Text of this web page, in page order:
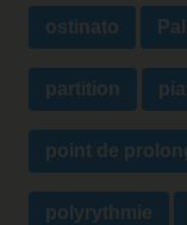
ostinato
partition
point de
polyrythmie